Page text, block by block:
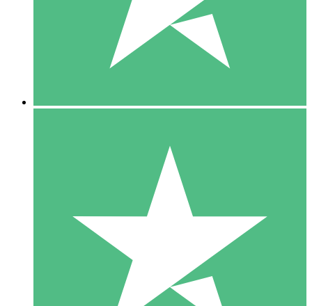
1 Téléchargement
10 00
10 Téléchargements
20 00